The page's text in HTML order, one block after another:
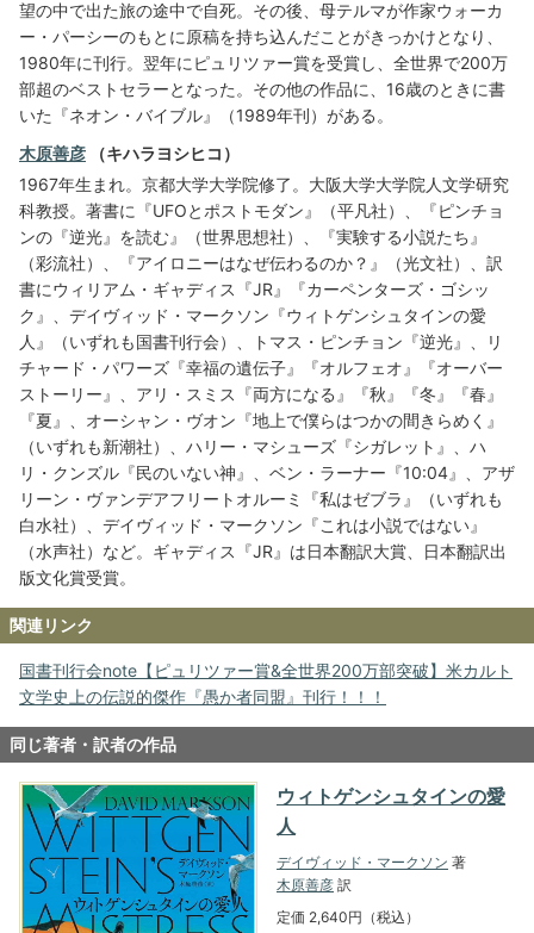
望の中で出た旅の途中で自死。その後、母テルマが作家ウォーカ
ー・パーシーのもとに原稿を持ち込んだことがきっかけとなり、
1980年に刊行。翌年にピュリツァー賞を受賞し、全世界で200万
部超のベストセラーとなった。その他の作品に、16歳のときに書
いた『ネオン・バイブル』（1989年刊）がある。
木原善彦 （キハラヨシヒコ）
1967年生まれ。京都大学大学院修了。大阪大学大学院人文学研究
科教授。著書に『UFOとポストモダン』（平凡社）、『ピンチョ
ンの『逆光』を読む』（世界思想社）、『実験する小説たち』
（彩流社）、『アイロニーはなぜ伝わるのか？』（光文社）、訳
書にウィリアム・ギャディス『JR』『カーペンターズ・ゴシッ
ク』、デイヴィッド・マークソン『ウィトゲンシュタインの愛
人』（いずれも国書刊行会）、トマス・ピンチョン『逆光』、リ
チャード・パワーズ『幸福の遺伝子』『オルフェオ』『オーバー
ストーリー』、アリ・スミス『両方になる』『秋』『冬』『春』
『夏』、オーシャン・ヴオン『地上で僕らはつかの間きらめく』
（いずれも新潮社）、ハリー・マシューズ『シガレット』、ハ
リ・クンズル『民のいない神』、ベン・ラーナー『10:04』、アザ
リーン・ヴァンデアフリートオルーミ『私はゼブラ』（いずれも
白水社）、デイヴィッド・マークソン『これは小説ではない』
（水声社）など。ギャディス『JR』は日本翻訳大賞、日本翻訳出
版文化賞受賞。
関連リンク
国書刊行会note【ピュリツァー賞&全世界200万部突破】米カルト
文学史上の伝説的傑作『愚か者同盟』刊行！！！
同じ著者・訳者の作品
ウィトゲンシュタインの愛
人
デイヴィッド・マークソン 著
木原善彦 訳
定価 2,640円（税込）